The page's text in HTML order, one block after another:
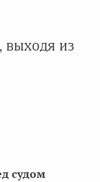
из
судом